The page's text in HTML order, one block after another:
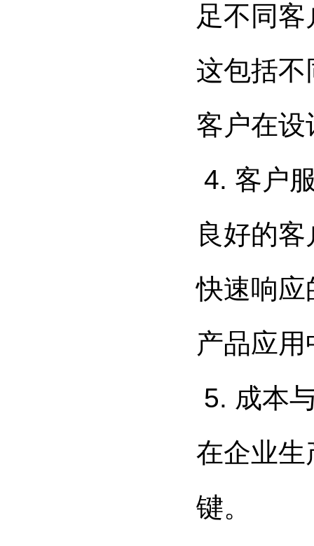
足不同
这包括
客户在
4. 客户
良好的
快速响应
产品应
5. 成本
在企业生
键。